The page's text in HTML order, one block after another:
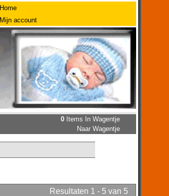
Home
Mijn account
0Items In Wagentje
Naar Wagentje
Resultaten 1 - 5 van 5